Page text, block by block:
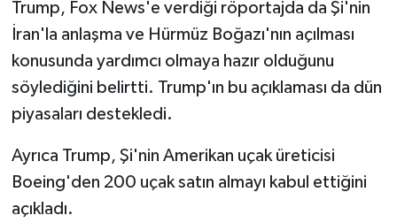
Trump, Fox News'e verdiği röportajda da Şi'nin
İran'la anlaşma ve Hürmüz Boğazı'nın açılması
konusunda yardımcı olmaya hazır olduğunu
söylediğini belirtti. Trump'ın bu açıklaması da dün
piyasaları destekledi.
Ayrıca Trump, Şi'nin Amerikan uçak üreticisi
Boeing'den 200 uçak satın almayı kabul ettiğini
açıkladı.